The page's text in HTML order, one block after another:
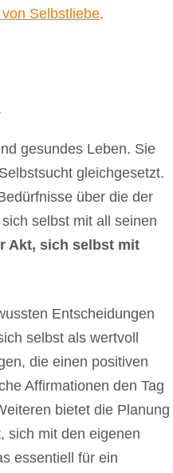
Selbstliebe,
gesundes Leben. Sie
gleichgesetzt.
über die der
selbst mit all seinen
Akt, sich selbst mit
Entscheidungen
selbst als wertvoll
die einen positiven
Affirmationen den Tag
bietet die Planung
sich mit den eigenen
essentiell für ein